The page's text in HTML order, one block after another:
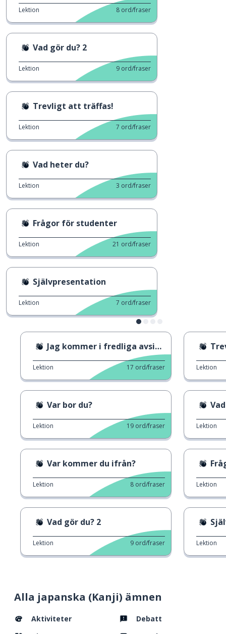
Alla japanska (Kanji) ämnen
Aktiviteter
Debatt
Lektion 8 ord/fraser
Vad gör du? 2
Lektion 9 ord/fraser
Trevligt att träffas!
Lektion 7 ord/fraser
Vad heter du?
Lektion 3 ord/fraser
Frågor för studenter
Lektion 21 ord/fraser
Självpresentation
Lektion 7 ord/fraser
Jag kommer i fredliga avsikter 2
Lektion 17 ord/fraser
Var bor du?
Lektion 19 ord/fraser
Var kommer du ifrån?
Lektion 8 ord/fraser
Vad gör du? 2
Lektion 9 ord/fraser
Lektion
Lektion
Lektion
Lektion